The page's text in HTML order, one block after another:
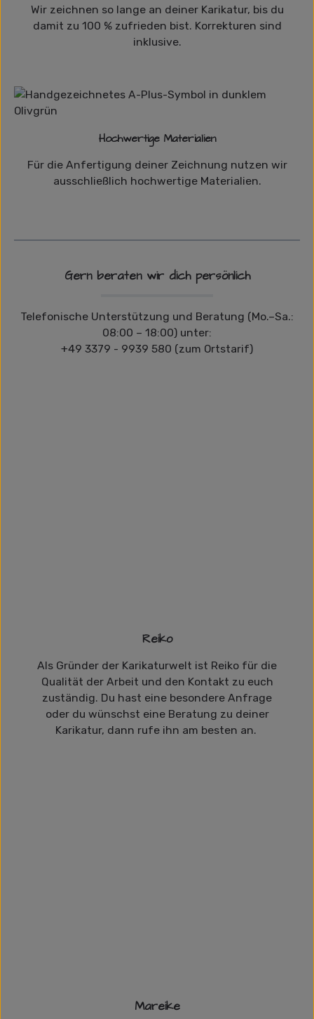
Wir zeichnen so lange an deiner Karikatur, bis du
damit zu 100 % zufrieden bist. Korrekturen sind
inklusive.
Hochwertige Materialien
Für die Anfertigung deiner Zeichnung nutzen wir
ausschließlich hochwertige Materialien.
Gern beraten wir dich persönlich
Telefonische Unterstützung und Beratung (Mo.–Sa.:
08:00 – 18:00) unter:
+49 3379 - 9939 580 (zum Ortstarif)
Reiko
Als Gründer der Karikaturwelt ist Reiko für die
Qualität der Arbeit und den Kontakt zu euch
zuständig. Du hast eine besondere Anfrage
oder du wünschst eine Beratung zu deiner
Karikatur, dann rufe ihn am besten an.
Mareike